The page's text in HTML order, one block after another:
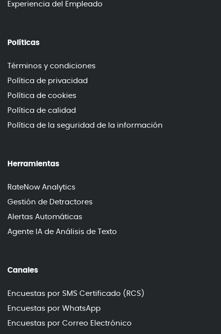
Experiencia del Empleado
Políticas
Términos y condiciones
Política de privacidad
Política de cookies
Política de calidad
Política de la seguridad de la información
Herramientas
RateNow Analytics
Gestión de Detractores
Alertas Automáticas
Agente IA de Análisis de Texto
Canales
Encuestas por SMS Certificado (RCS)
Encuestas por WhatsApp
Encuestas por Correo Electrónico